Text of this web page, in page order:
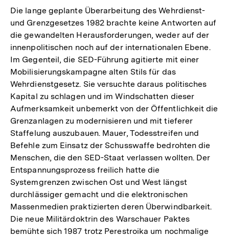
Die lange geplante Überarbeitung des Wehrdienst-
und Grenzgesetzes 1982 brachte keine Antworten auf
die gewandelten Herausforderungen, weder auf der
innenpolitischen noch auf der internationalen Ebene.
Im Gegenteil, die SED-Führung agitierte mit einer
Mobilisierungskampagne alten Stils für das
Wehrdienstgesetz. Sie versuchte daraus politisches
Kapital zu schlagen und im Windschatten dieser
Aufmerksamkeit unbemerkt von der Öffentlichkeit die
Grenzanlagen zu modernisieren und mit tieferer
Staffelung auszubauen. Mauer, Todesstreifen und
Befehle zum Einsatz der Schusswaffe bedrohten die
Menschen, die den SED-Staat verlassen wollten. Der
Entspannungsprozess freilich hatte die
Systemgrenzen zwischen Ost und West längst
durchlässiger gemacht und die elektronischen
Massenmedien praktizierten deren Überwindbarkeit.
Die neue Militärdoktrin des Warschauer Paktes
bemühte sich 1987 trotz Perestroika um nochmalige